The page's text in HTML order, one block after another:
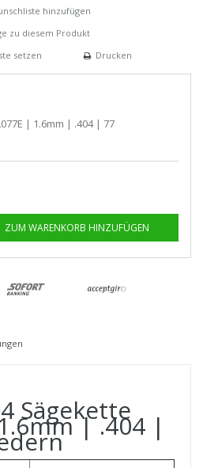
hinzufügen
zu diesem Produkt
setzen
Drucken
| 1.6mm | .404 | 77
ZUM WARENKORB HINZUFÜGEN
Sägekette
| .404 |